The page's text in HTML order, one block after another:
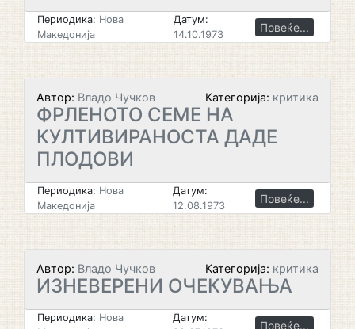
Периодика: Нова
Македонија
Датум:
14.10.1973
Повеќе...
Автор: Владо Чучков Категорија: критика
ФРЛЕНОТО СЕМЕ НА
КУЛТИВИРАНОСТА ДАДЕ
ПЛОДОВИ
Периодика: Нова
Македонија
Датум:
12.08.1973
Повеќе...
Автор: Владо Чучков Категорија: критика
ИЗНЕВЕРЕНИ ОЧЕКУВАЊА
Периодика: Нова
Датум:
Повеќе...